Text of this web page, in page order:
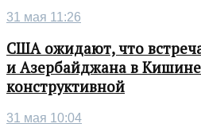
31 мая 11:26
США ожидают, что
и Азербайджана в
конструктивной
31 мая 10:04